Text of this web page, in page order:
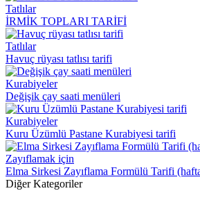
Tatlılar
İRMİK TOPLARI TARİFİ
Tatlılar
Havuç rüyası tatlısı tarifi
Kurabiyeler
Değişik çay saati menüleri
Kurabiyeler
Kuru Üzümlü Pastane Kurabiyesi tarifi
Zayıflamak için
Elma Sirkesi Zayıflama Formülü Tarifi
Diğer Kategoriler